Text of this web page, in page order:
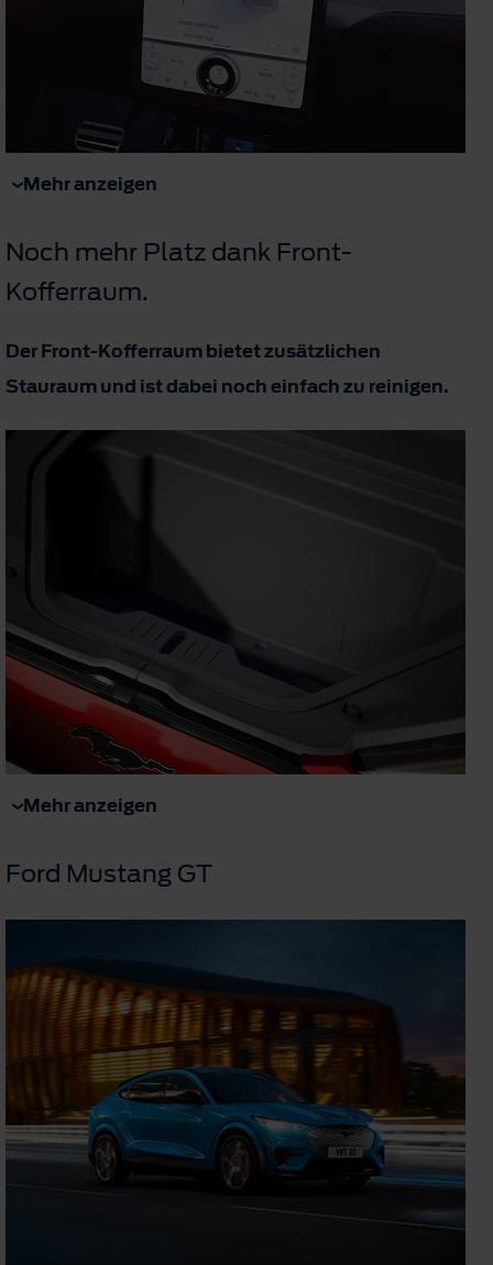
Mehr anzeigen
Noch mehr Platz dank Front-
Kofferraum.
Der Front-Kofferraum bietet zusätzlichen
Stauraum und ist dabei noch einfach zu reinigen.
Mehr anzeigen
Ford Mustang GT